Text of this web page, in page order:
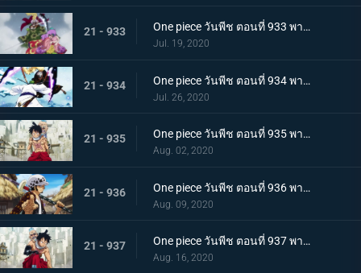
21 - 933 One piece วันพีช ตอนที่ 933 พากย์ไทย กิวคิมารุ! ศึกตัดสินของโซโลบนสะพานโออิฮางิ
Jul. 19, 2020
21 - 934 One piece วันพีช ตอนที่ 934 พากย์ไทย สถานะการณ์พลิกผัน! วิชาสามดาบข้ามเงื้อมมือมัจจุราช!
Jul. 26, 2020
21 - 935 One piece วันพีช ตอนที่ 935 พากย์ไทย โซโลต้องตะลึง! ตัวตนที่แท้จริงของสาวงามผู้เลอโฉม
Aug. 02, 2020
21 - 936 One piece วันพีช ตอนที่ 936 พากย์ไทย เรียนรู้ถึงแก่น ฮาคิแห่งวาโนะ ริวโอ!
Aug. 09, 2020
21 - 937 One piece วันพีช ตอนที่ 937 พากย์ไทย โทโนะยาสุ! ผู้เป็นที่รักของเมืองเอบิสุ!
Aug. 16, 2020